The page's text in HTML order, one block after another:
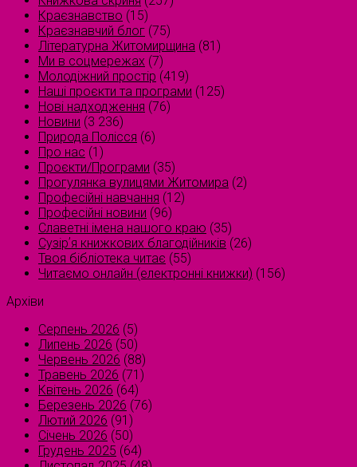
Краєзнавство (15)
Краєзнавчий блог (75)
Літературна Житомирщина (81)
Ми в соцмережах (7)
Молодіжний простір (419)
Наші проєкти та програми (125)
Нові надходження (76)
Новини (3 236)
Природа Полісся (6)
Про нас (1)
Проєкти/Програми (35)
Прогулянка вулицями Житомира (2)
Професійні навчання (12)
Професійні новини (96)
Славетні імена нашого краю (35)
Сузірʼя книжкових благодійників (26)
Твоя бібліотека читає (55)
Читаємо онлайн (електронні книжки) (156)
Архіви
Серпень 2026 (5)
Липень 2026 (50)
Червень 2026 (88)
Травень 2026 (71)
Квітень 2026 (64)
Березень 2026 (76)
Лютий 2026 (91)
Січень 2026 (50)
Грудень 2025 (64)